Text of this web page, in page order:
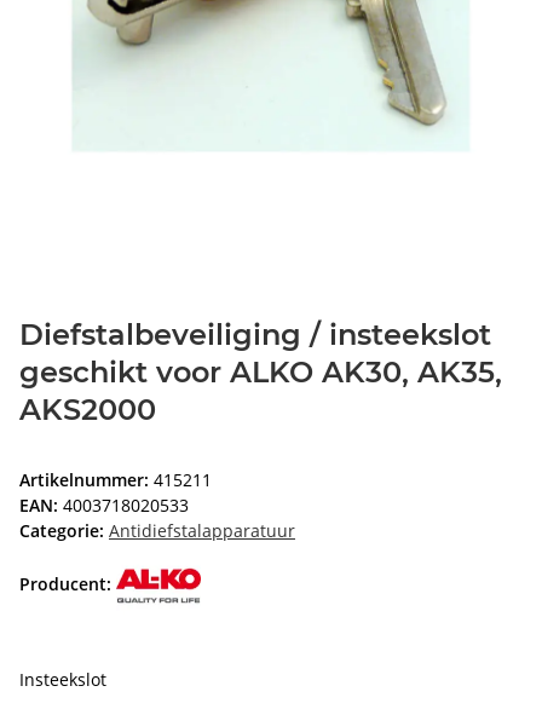
Diefstalbeveiliging / insteekslot
geschikt voor ALKO AK30, AK35,
AKS2000
Artikelnummer: 415211
EAN: 4003718020533
Categorie: Antidiefstalapparatuur
Producent:
Insteekslot